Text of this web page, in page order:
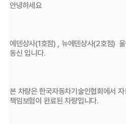
안녕하세요
에덴상사(1호점) , 뉴에덴상사(2호점)
동신 입니다.
본 차량은 한국자동차기술인협회에서
책임보험이 완료된 차량입니다.